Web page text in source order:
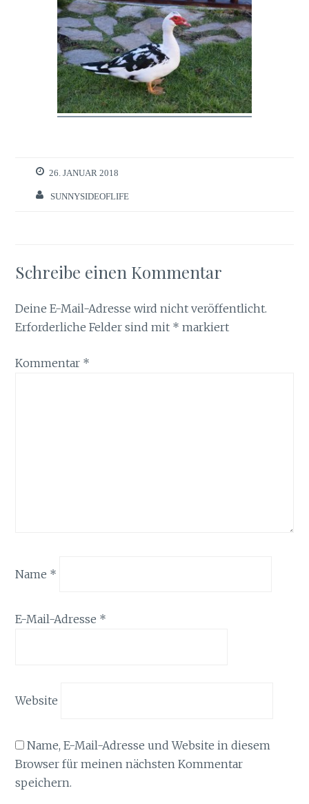
26. JANUAR 2018
SUNNYSIDEOFLIFE
Schreibe einen Kommentar
Deine E-Mail-Adresse wird nicht veröffentlicht.
Erforderliche Felder sind mit * markiert
Kommentar *
Name *
E-Mail-Adresse *
Website
Name, E-Mail-Adresse und Website in diesem
Browser für meinen nächsten Kommentar
speichern.